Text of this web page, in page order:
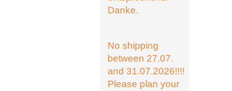
Danke.
No shipping
between 27.07.
and 31.07.2026!!!!
Please plan your